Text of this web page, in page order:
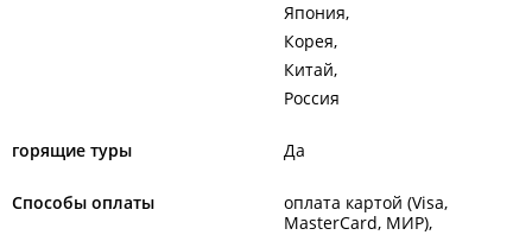
Япония
Корея
Китай
Россия
горящие туры Да
Способы оплаты
оплата картой (Visa,
MasterCard, МИР)